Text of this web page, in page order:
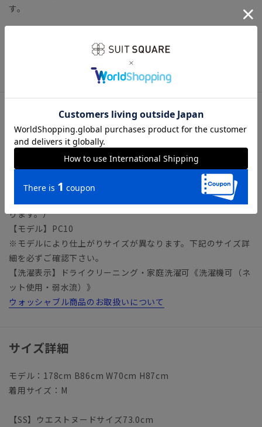
す。
アル スラックス くるぶし丈 アンクル丈 9分丈 テレワ
ーク リモート 在宅
アイテム詳細
＊セット着用可（ジャケットは別売りとなります。）
ジャケット：7536J241
【仕様】ワンタック／テーパード／ウエスト：サイドゴム
【裾】シングル仕上げ（裾上げ済み：裾上げは受付対象外とな
ります。）
【モデル】PC10
※モデルにより仕上がりサイズが異なります。下記のサイズ詳
細を必ずご確認下さい。
【洗濯表示】ドライクリーニング・家庭洗濯可《洗濯機可（ネ
ット使用・弱水流）》
ウォッシャブル商品のお取扱いについて
サイズ詳細
モデル：178cm B86cm W70cm H87cm
着用サイズ：M
【SS】ウエストヌードサイズ73.0cm